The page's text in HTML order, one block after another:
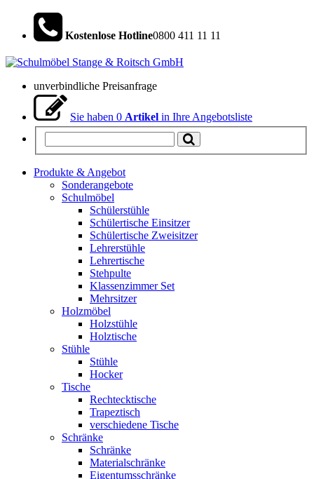
Kostenlose Hotline0800 411 11 11
unverbindliche Preisanfrage
Sie haben 0 Artikel in Ihre Angebotsliste
Produkte & Angebot
Sonderangebote
Schulmöbel
Schülerstühle
Schülertische Einsitzer
Schülertische Zweisitzer
Lehrerstühle
Lehrertische
Stehpulte
Klassenzimmer Set
Mehrsitzer
Holzmöbel
Holzstühle
Holztische
Stühle
Stühle
Hocker
Tische
Rechtecktische
Trapeztisch
verschiedene Tische
Schränke
Schränke
Materialschränke
Eigentumsschränke